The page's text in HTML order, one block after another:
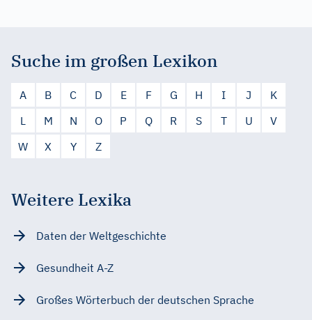
Suche im großen Lexikon
A B C D E F G H I J
K
L
M N O P Q R S T U
V
W
X Y Z
Weitere Lexika
Daten der Weltgeschichte
Gesundheit A-Z
Großes Wörterbuch der deutschen Sprache